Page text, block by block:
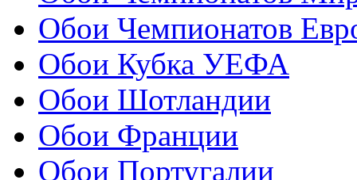
Обои Чемпионатов
Обои Кубка УЕФА
Обои Шотландии
Обои Франции
Обои Португалии